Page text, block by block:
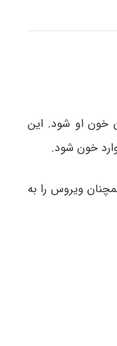
خون او شود. این
خون شود.
ویروس را به